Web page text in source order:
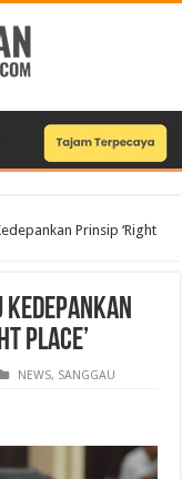
Prinsip ‘Right
Kedepankan
Place’
NEWS, SANGGAU